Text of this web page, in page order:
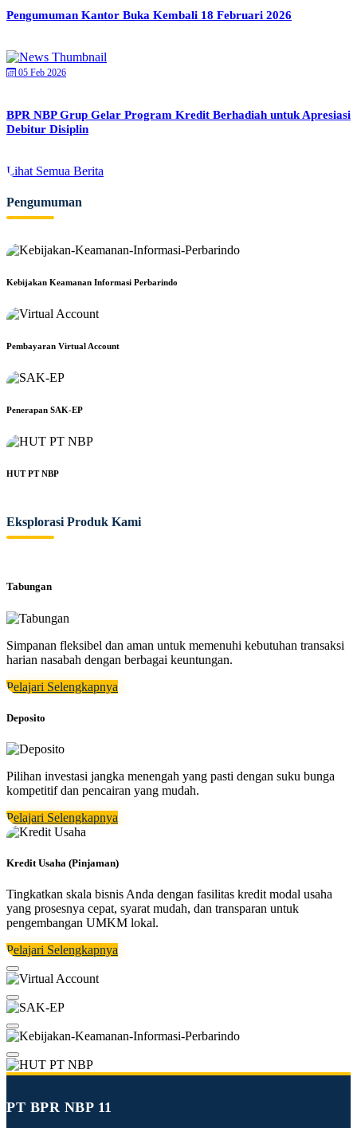
Pengumuman Kantor Buka Kembali 18 Februari 2026
05 Feb 2026
BPR NBP Grup Gelar Program Kredit Berhadiah untuk Apresiasi
Debitur Disiplin
Lihat Semua Berita
Pengumuman
Kebijakan Keamanan Informasi Perbarindo
Pembayaran Virtual Account
Penerapan SAK-EP
HUT PT NBP
Eksplorasi Produk Kami
Tabungan
Simpanan fleksibel dan aman untuk memenuhi kebutuhan transaksi
harian nasabah dengan berbagai keuntungan.
Pelajari Selengkapnya
Deposito
Pilihan investasi jangka menengah yang pasti dengan suku bunga
kompetitif dan pencairan yang mudah.
Pelajari Selengkapnya
Kredit Usaha (Pinjaman)
Tingkatkan skala bisnis Anda dengan fasilitas kredit modal usaha
yang prosesnya cepat, syarat mudah, dan transparan untuk
pengembangan UMKM lokal.
Pelajari Selengkapnya
PT BPR NBP 11